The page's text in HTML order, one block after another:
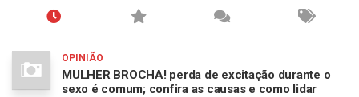
OPINIÃO
MULHER BROCHA! perda de excitação durante o
sexo é comum; confira as causas e como lidar